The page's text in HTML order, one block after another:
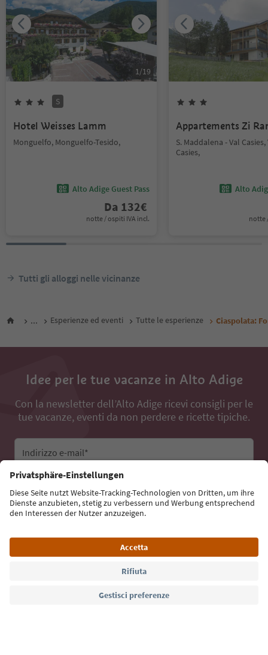
1/19
S
Hotel Weisses Lamm
Monguelfo, Monguelfo-Tesido,
Alto Adige Guest Pass
Da 132€
notte / ospiti IVA incl.
Appartements Zi
S. Maddalena - Val
Casies,
Alto
notte
Tutti gli alloggi nelle vicinanze
... Esperienze ed eventi Tutte le esperienze Ciaspolata:
Idee per le tue vacanze in Alto Adige
Con la newsletter dell’Alto Adige ricevi consigli per le
tue vacanze, eventi da non perdere e ricette tipiche.
Indirizzo e-mail*
Iscriviti alla newsletter